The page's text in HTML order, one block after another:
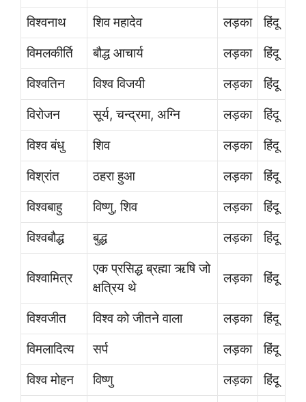
विश्वनाथ शिव महादेव लड़का
हिंदू
विमलकीर्ति
बौद्ध आचार्य लड़का
हिंदू
विश्वतिन
विश्व विजयी लड़का
हिंदू
विरोजन
सूर्य, चन्द्रमा, अग्नि लड़का
हिंदू
विश्व बंधु
शिव लड़का
हिंदू
विश्रांत
ठहरा हुआ लड़का
हिंदू
विश्वबाहु
विष्णु, शिव लड़का
हिंदू
विश्वबौद्ध
बुद्ध लड़का हिंदू
विश्वामित्र
एक प्रसिद्ध ब्रह्मा ऋषि जो
क्षत्रिय थे
लड़का हिंदू
विश्वजीत विश्व को जीतने वाला लड़का
हिंदू
विमलादित्य
सर्प लड़का
हिंदू
विश्व मोहन
विष्णु लड़का
हिंदू